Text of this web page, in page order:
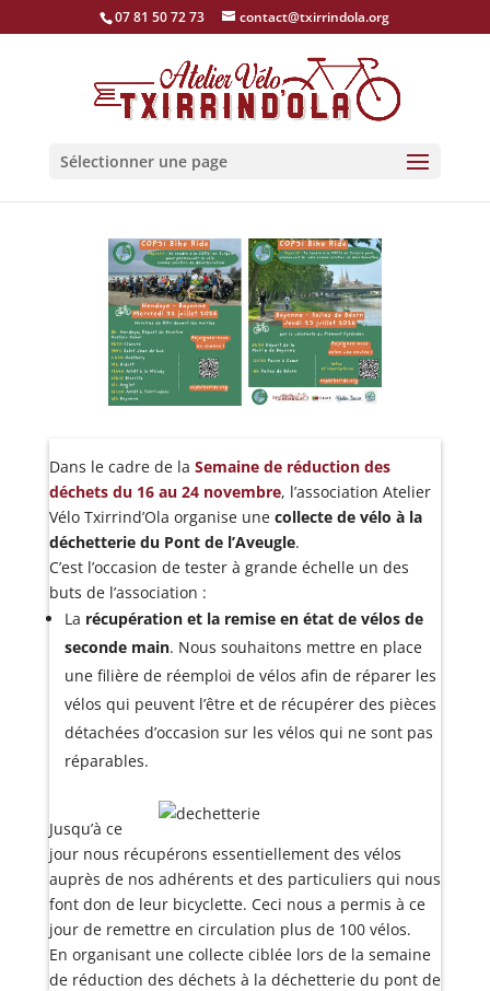
07 81 50 72 73 contact@txirrindola.org
Sélectionner une page
Dans le cadre de la Semaine de réduction des
déchets du 16 au 24 novembre, l’association Atelier
Vélo Txirrind’Ola organise une collecte de vélo à la
déchetterie du Pont de l’Aveugle.
C’est l’occasion de tester à grande échelle un des
buts de l’association :
La récupération et la remise en état de vélos de
seconde main. Nous souhaitons mettre en place
une filière de réemploi de vélos afin de réparer les
vélos qui peuvent l’être et de récupérer des pièces
détachées d’occasion sur les vélos qui ne sont pas
réparables.
Jusqu’à ce
jour nous récupérons essentiellement des vélos
auprès de nos adhérents et des particuliers qui nous
font don de leur bicyclette. Ceci nous a permis à ce
jour de remettre en circulation plus de 100 vélos.
En organisant une collecte ciblée lors de la semaine
de réduction des déchets à la déchetterie du pont de